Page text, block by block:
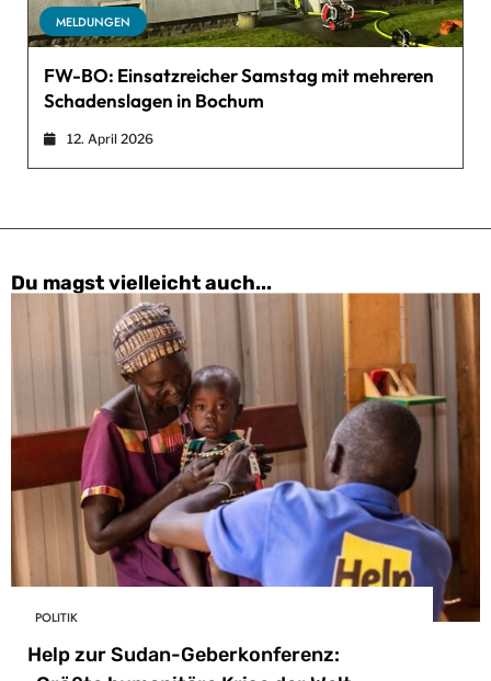
MELDUNGEN
FW-BO: Einsatzreicher Samstag mit mehreren
Schadenslagen in Bochum
12. April 2026
Du magst vielleicht auch...
POLITIK
Help zur Sudan-Geberkonferenz: